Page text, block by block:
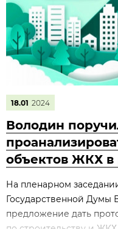
18.01 2024
Володин
объектов ЖКХ в
На пленарном
Государственной Думы
предложение дать